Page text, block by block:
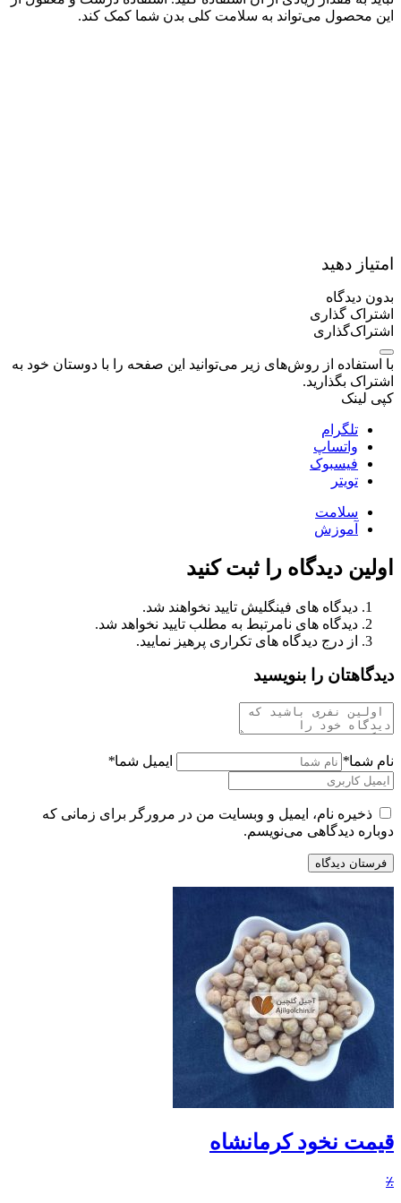
این محصول می‌تواند به سلامت کلی بدن شما کمک کند.
امتیاز دهید
بدون دیدگاه
اشتراک گذاری
اشتراک‌گذاری
با استفاده از روش‌های زیر می‌توانید این صفحه را با دوستان خود به
اشتراک بگذارید.
کپی لینک
تلگرام
واتساپ
فیسبوک
تویتر
سلامت
آموزش
اولین دیدگاه را ثبت کنید
دیدگاه های فینگلیش تایید نخواهند شد.
دیدگاه های نامرتبط به مطلب تایید نخواهد شد.
از درج دیدگاه های تکراری پرهیز نمایید.
دیدگاهتان را بنویسید
نام شما* ایمیل شما*
ذخیره نام، ایمیل و وبسایت من در مرورگر برای زمانی که
دوباره دیدگاهی می‌نویسم.
قیمت نخود کرمانشاه
٪